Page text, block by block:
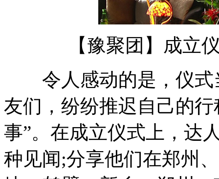
【豫聚团】成立仪
令人感动的是，仪式
友们，纷纷推迟自己的
事”。在成立仪式上，达
种见闻;分享他们在郑州